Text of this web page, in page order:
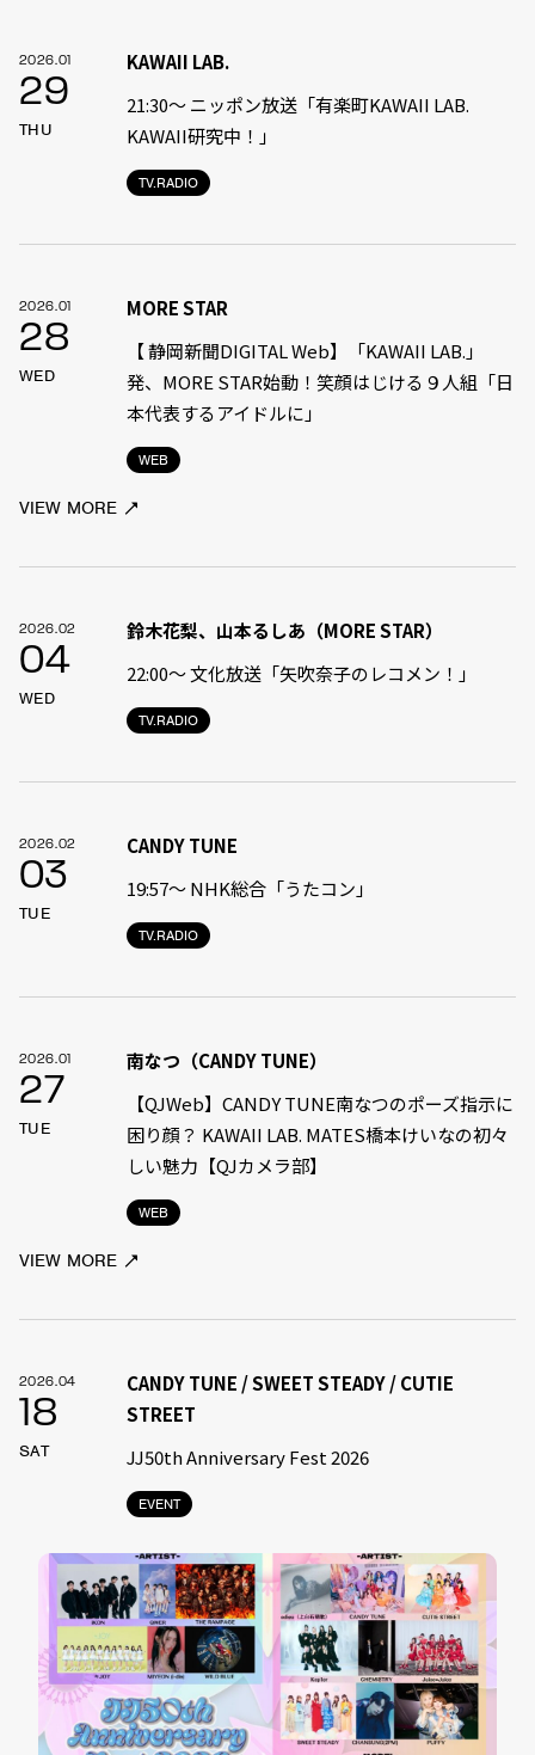
2026.01
29
THU
TV.RADIO
KAWAII LAB.
21:30〜 ニッポン放送「有楽町KAWAII LAB.
KAWAII研究中！」
2026.01
28
WED
WEB
MORE STAR
【 静岡新聞DIGITAL Web】「KAWAII LAB.」
発、MORE STAR始動！笑顔はじける９人組「日
本代表するアイドルに」
VIEW MORE
2026.02
04
WED
TV.RADIO
鈴木花梨、山本るしあ（MORE STAR）
22:00〜 文化放送「矢吹奈子のレコメン！」
2026.02
03
TUE
TV.RADIO
CANDY TUNE
19:57〜 NHK総合「うたコン」
2026.01
27
TUE
WEB
南なつ（CANDY TUNE）
【QJWeb】CANDY TUNE南なつのポーズ指示に
困り顔？ KAWAII LAB. MATES橋本けいなの初々
しい魅力【QJカメラ部】
VIEW MORE
2026.04
18
SAT
EVENT
CANDY TUNE / SWEET STEADY / CUTIE
STREET
JJ50th Anniversary Fest 2026